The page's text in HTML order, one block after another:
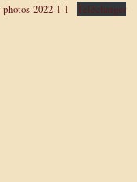
2022-1-1 Télécharger